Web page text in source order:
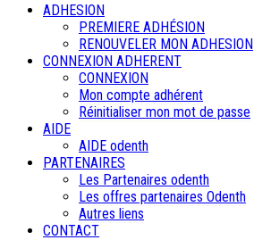
ADHESION
PREMIERE ADHÉSION
RENOUVELER MON ADHESION
CONNEXION ADHERENT
CONNEXION
Mon compte adhérent
Réinitialiser mon mot de passe
AIDE
AIDE odenth
PARTENAIRES
Les Partenaires odenth
Les offres partenaires Odenth
Autres liens
CONTACT